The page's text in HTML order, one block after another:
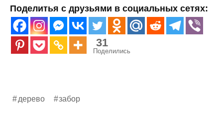
Поделитья с друзьями в социальных сетях:
31
Поделились
дерево забор